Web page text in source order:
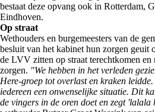
bestaat deze opvang ook in Rotterdam,
Eindhoven.
Op straat
Wethouders en burgemeesters van de
besluit van het kabinet hun zorgen geuit
de LVV zitten op straat terechtkomen
zorgen. "We hebben in het verleden
Here-groep tot overlast en kraken
iedereen een onwenselijke situatie. Dit
de vingers in de oren doet en zegt 'lalala